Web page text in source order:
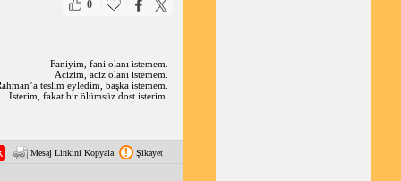
0
Faniyim, fani olanı istemem.
Acizim, aciz olanı istemem.
teslim eyledim, başka istemem.
İsterim, fakat bir ölümsüz dost isterim.
Mesaj Linkini Kopyala Şikayet